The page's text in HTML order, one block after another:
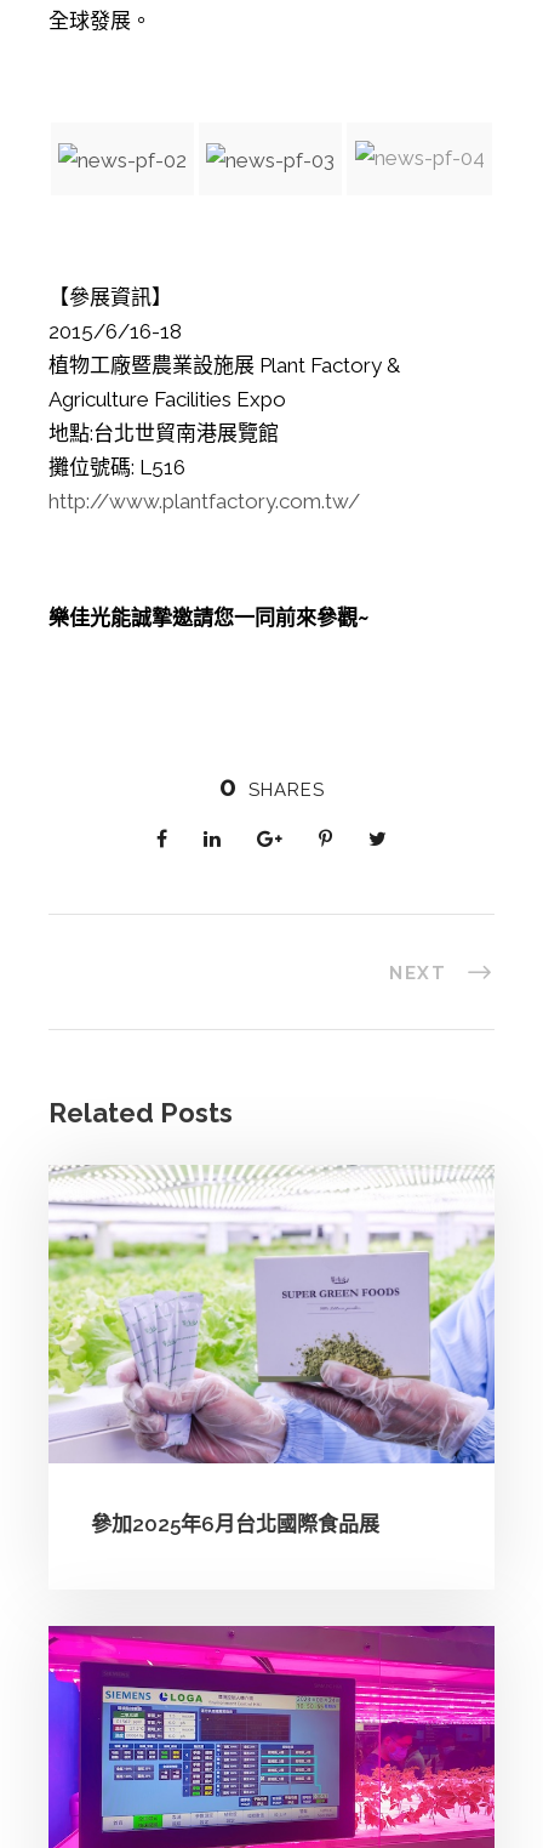
全球發展。
【參展資訊】
2015/6/16-18
植物工廠暨農業設施展 Plant Factory &
Agriculture Facilities Expo
地點:台北世貿南港展覽館
攤位號碼: L516
http://www.plantfactory.com.tw/
樂佳光能誠摯邀請您一同前來參觀~
0 SHARES
NEXT
Related Posts
參加2025年6月台北國際食品展